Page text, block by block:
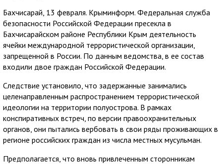
Бахчисарай, 13 февраля. Крыминформ. Федеральная служба
безопасности Российской Федерации пресекла в
Бахчисарайском районе Республики Крым деятельность
ячейки международной террористической организации,
запрещенной в России. По данным ведомства, в ее состав
входили двое граждан Российской Федерации.
Следствие установило, что задержанные занимались
целенаправленным распространением террористической
идеологии на территории полуострова. В рамках
конспиративных встреч, по версии правоохранительных
органов, они пытались вербовать в свои ряды проживающих в
регионе российских граждан из числа местных мусульман.
Предполагается, что вновь привлеченным сторонникам